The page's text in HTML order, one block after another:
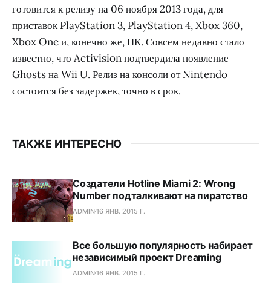
готовится к релизу на 06 ноября 2013 года, для
приставок PlayStation 3, PlayStation 4, Xbox 360,
Xbox One и, конечно же, ПК. Совсем недавно стало
известно, что Activision подтвердила появление
Ghosts на Wii U. Релиз на консоли от Nintendo
состоится без задержек, точно в срок.
ТАКЖЕ ИНТЕРЕСНО
Создатели Hotline Miami 2: Wrong
Number подталкивают на пиратство
ADMIN16 ЯНВ. 2015 Г.
Все большую популярность набирает
независимый проект Dreaming
ADMIN16 ЯНВ. 2015 Г.